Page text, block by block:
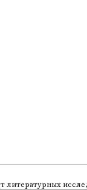
литературных